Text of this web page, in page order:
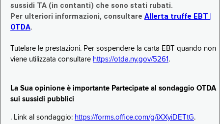
sussidi TA (in contanti) che sono stati rubati.
Per ulteriori informazioni, consultare Allerta truffe EBT |
OTDA.
Tutelare le prestazioni. Per sospendere la carta EBT quando non
viene utilizzata consultare https://otda.ny.gov/5261 .
La Sua opinione è importante Partecipate al sondaggio OTDA
sui sussidi pubblici
. Link al sondaggio: https://forms.office.com/g/iXXyiDETtG.